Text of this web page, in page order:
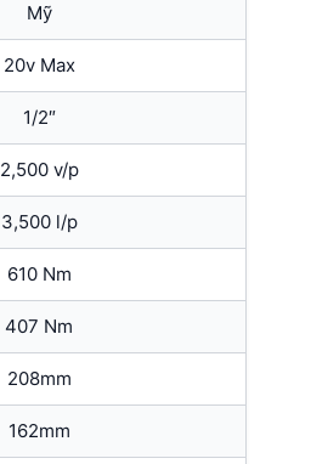
Mỹ
20v Max
1/2″
2,500 v/p
3,500 l/p
610 Nm
407 Nm
208mm
162mm